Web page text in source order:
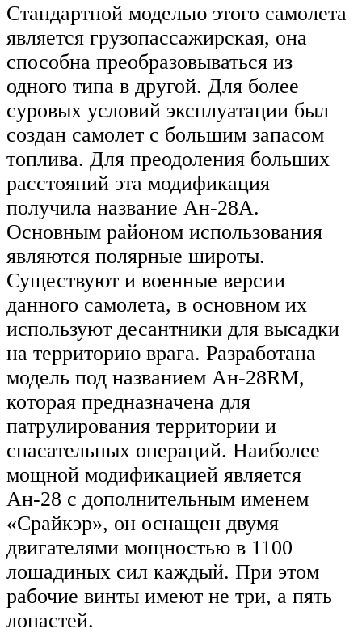
Стандартной моделью этого самолета
является грузопассажирская, она
способна преобразовываться из
одного типа в другой. Для более
суровых условий эксплуатации был
создан самолет с большим запасом
топлива. Для преодоления больших
расстояний эта модификация
получила название Ан-28А.
Основным районом использования
являются полярные широты.
Существуют и военные версии
данного самолета, в основном их
используют десантники для высадки
на территорию врага. Разработана
модель под названием Ан-28RM,
которая предназначена для
патрулирования территории и
спасательных операций. Наиболее
мощной модификацией является
Ан-28 с дополнительным именем
«Срайкэр», он оснащен двумя
двигателями мощностью в 1100
лошадиных сил каждый. При этом
рабочие винты имеют не три, а пять
лопастей.